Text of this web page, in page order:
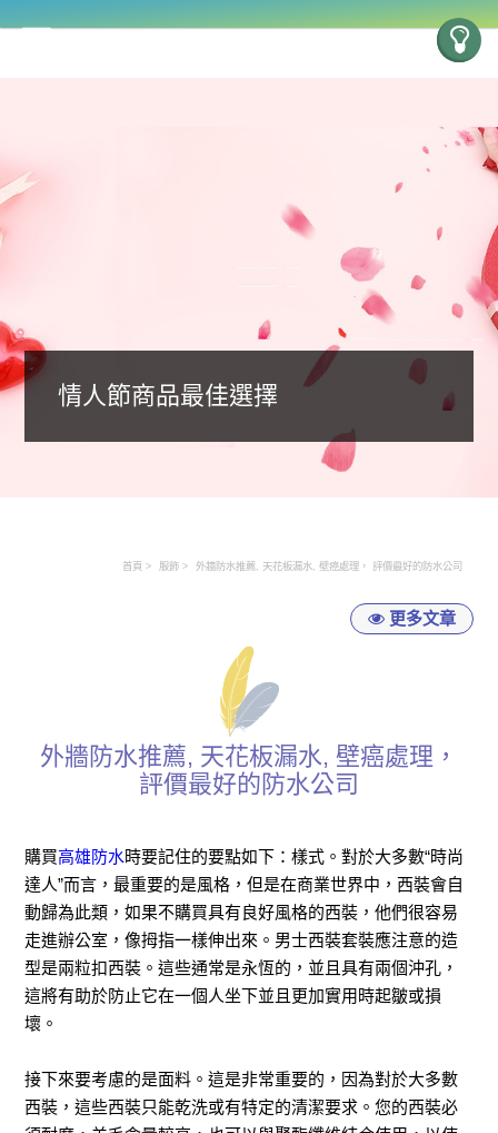
情人節商品最佳選擇
首頁 服飾 外牆防水推薦, 天花板漏水, 壁癌處理， 評價最好的防水公司
更多文章
外牆防水推薦, 天花板漏水, 壁癌處理，
評價最好的防水公司
購買高雄防水時要記住的要點如下：樣式。對於大多數“時尚
達人”而言，最重要的是風格，但是在商業世界中，西裝會自
動歸為此類，如果不購買具有良好風格的西裝，他們很容易
走進辦公室，像拇指一樣伸出來。男士西裝套裝應注意的造
型是兩粒扣西裝。這些通常是永恆的，並且具有兩個沖孔，
這將有助於防止它在一個人坐下並且更加實用時起皺或損
壞。
接下來要考慮的是面料。這是非常重要的，因為對於大多數
西裝，這些西裝只能乾洗或有特定的清潔要求。您的西裝必